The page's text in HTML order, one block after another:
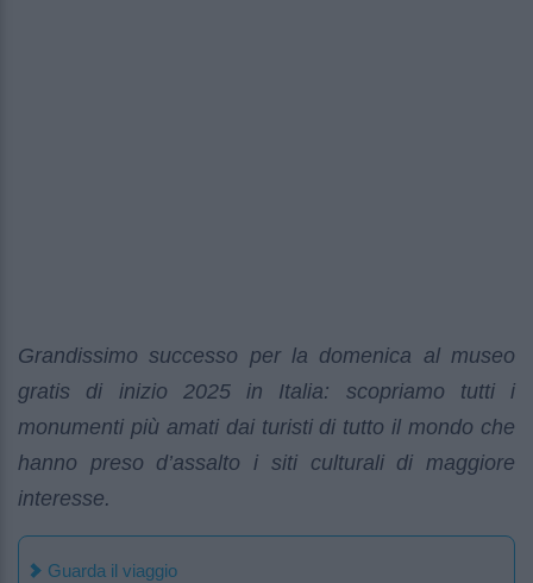
Grandissimo successo per la domenica al museo
gratis di inizio 2025 in Italia: scopriamo tutti i
monumenti più amati dai turisti di tutto il mondo che
hanno preso d’assalto i siti culturali di maggiore
interesse.
Guarda il viaggio